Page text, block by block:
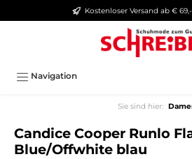
springen Kostenloser Versand ab €
Navigation
Sie sind hier:
Candice Cooper Runlo
Blue/Offwhite blau